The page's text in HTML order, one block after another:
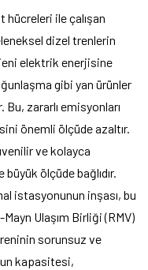
hücreleri ile çalışan
dizel trenlerin
elektrik enerjisine
gibi yan ürünler
zararlı emisyonları
önemli ölçüde azaltır.
ve kolayca
ölçüde bağlıdır.
istasyonunun inşası, bu
Ulaşım Birliği (RMV)
sorunsuz ve
kapasitesi,